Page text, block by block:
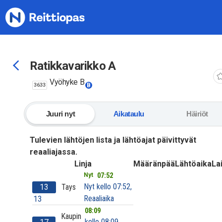
Siirry sisältöön
Ratikkavarikko A
3633 Vyöhyke B B
Juuri nyt Aikataulu Häiriöt
Tulevien lähtöjen lista ja lähtöajat päivittyvät
reaaliajassa.
Linja
MääränpääLähtöaika
13
13
Tays
Nyt 07:52
Nyt kello 07:52,
Reaaliaika
Kaupin
08:09